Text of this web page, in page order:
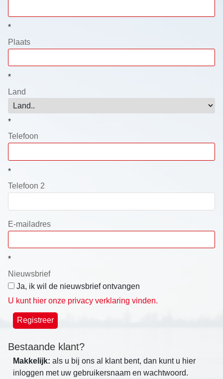
*
Plaats
*
Land
*
Telefoon
*
Telefoon 2
E-mailadres
*
Nieuwsbrief
Ja, ik wil de nieuwsbrief ontvangen
U kunt hier onze privacy verklaring vinden.
Bestaande klant?
Makkelijk: als u bij ons al klant bent, dan kunt u hier
inloggen met uw gebruikersnaam en wachtwoord.